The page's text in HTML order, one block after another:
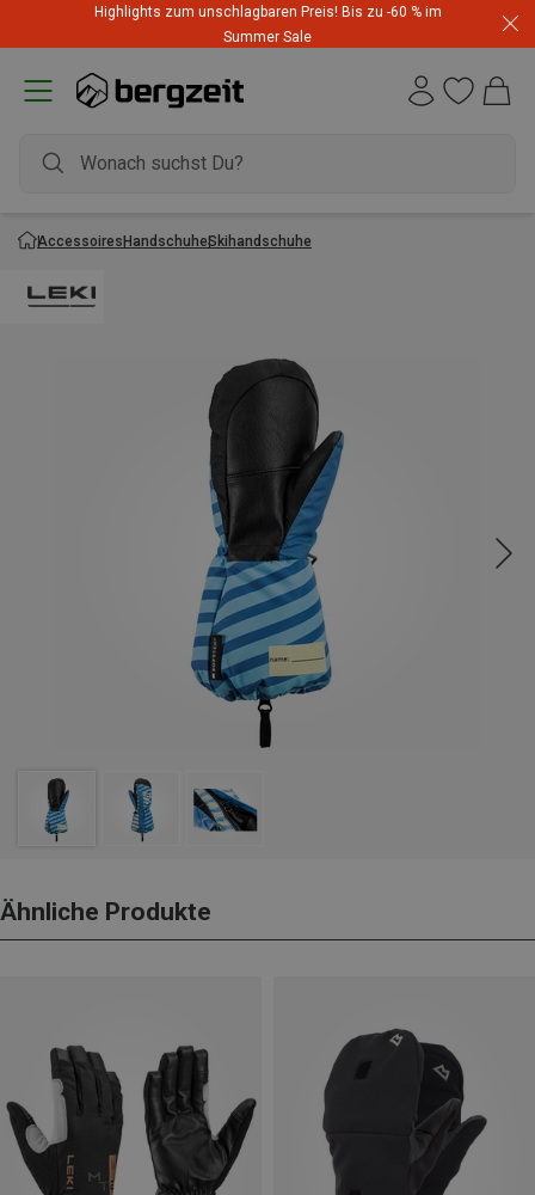
Highlights zum unschlagbaren Preis! Bis zu -60 % im
Summer Sale
AccessoiresHandschuheSkihandschuhe
Ähnliche Produkte